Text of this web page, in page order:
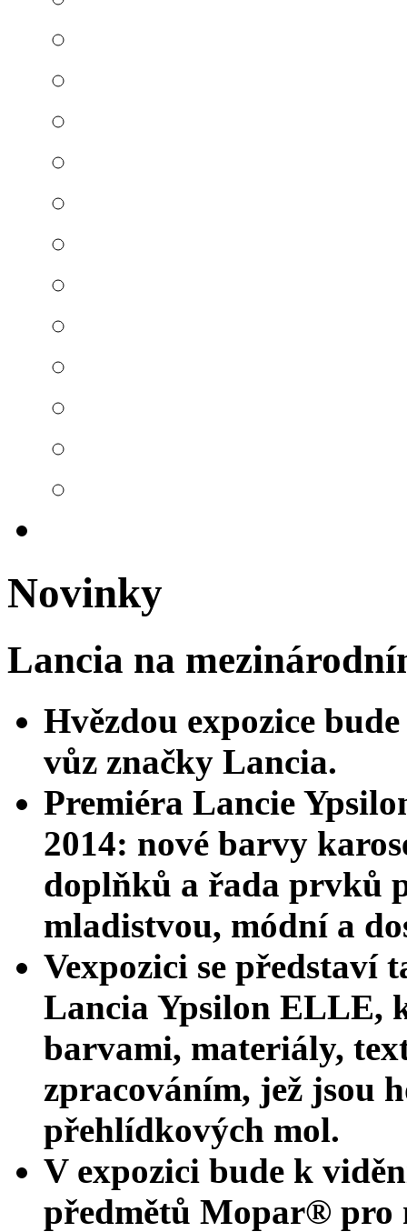
Novinky
Lancia na
Hvězdou expozice
vůz značky Lancia.
Premiéra Lancie
2014: nové barvy
doplňků a řada prvků
mladistvou, módní a
Vexpozici se představí
Lancia Ypsilon ELLE,
barvami, materiály,
zpracováním, jež jsou
přehlídkových mol.
V expozici bude k
předmětů Mopar® pro